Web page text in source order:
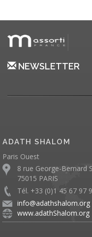
NEWSLETTER
ADATH SHALOM
Paris Ouest
8 rue George-Bernard
75015 PARIS
Tél. +33 (0)1 45 67 97
info@adathshalom.org
www.adathShalom.org